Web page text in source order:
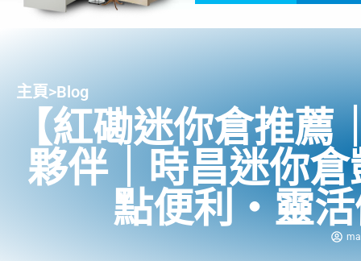
主頁>Blog
【紅磡迷你倉推
夥伴｜時昌迷你
點便利・靈